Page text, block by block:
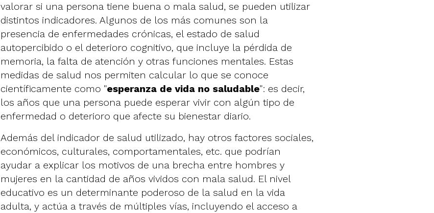
valorar si una persona tiene buena o mala salud, se pueden utilizar
distintos indicadores. Algunos de los más comunes son la
presencia de enfermedades crónicas, el estado de salud
autopercibido o el deterioro cognitivo, que incluye la pérdida de
memoria, la falta de atención y otras funciones mentales. Estas
medidas de salud nos permiten calcular lo que se conoce
científicamente como "esperanza de vida no saludable": es decir,
los años que una persona puede esperar vivir con algún tipo de
enfermedad o deterioro que afecte su bienestar diario.
Además del indicador de salud utilizado, hay otros factores sociales,
económicos, culturales, comportamentales, etc. que podrían
ayudar a explicar los motivos de una brecha entre hombres y
mujeres en la cantidad de años vividos con mala salud. El nivel
educativo es un determinante poderoso de la salud en la vida
adulta, y actúa a través de múltiples vías, incluyendo el acceso a